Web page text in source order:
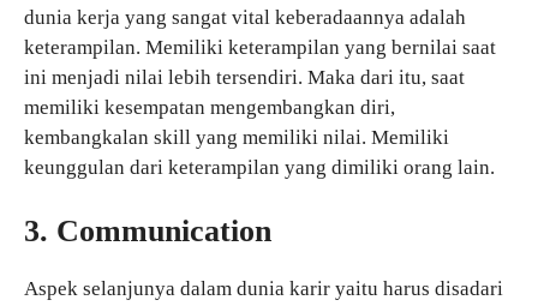
dunia kerja yang sangat vital keberadaannya adalah
keterampilan. Memiliki keterampilan yang bernilai saat
ini menjadi nilai lebih tersendiri. Maka dari itu, saat
memiliki kesempatan mengembangkan diri,
kembangkalan skill yang memiliki nilai. Memiliki
keunggulan dari keterampilan yang dimiliki orang lain.
3. Communication
Aspek selanjunya dalam dunia karir yaitu harus disadari